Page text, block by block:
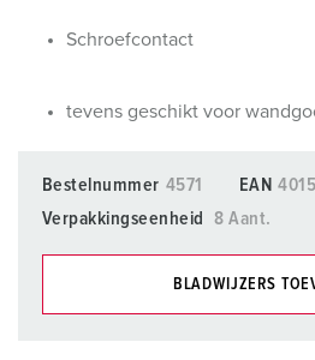
Schroefcontact
tevens geschikt voor
Bestelnummer 4571 EAN
Verpakkingseenheid
8 Aant.
BLADWIJZERS